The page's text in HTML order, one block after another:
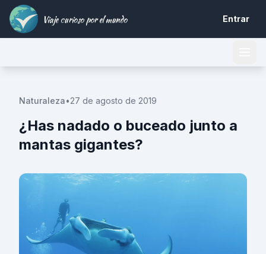
Viaje curioso por el mundo Entrar
Naturaleza•27 de agosto de 2019
¿Has nadado o buceado junto a
mantas gigantes?